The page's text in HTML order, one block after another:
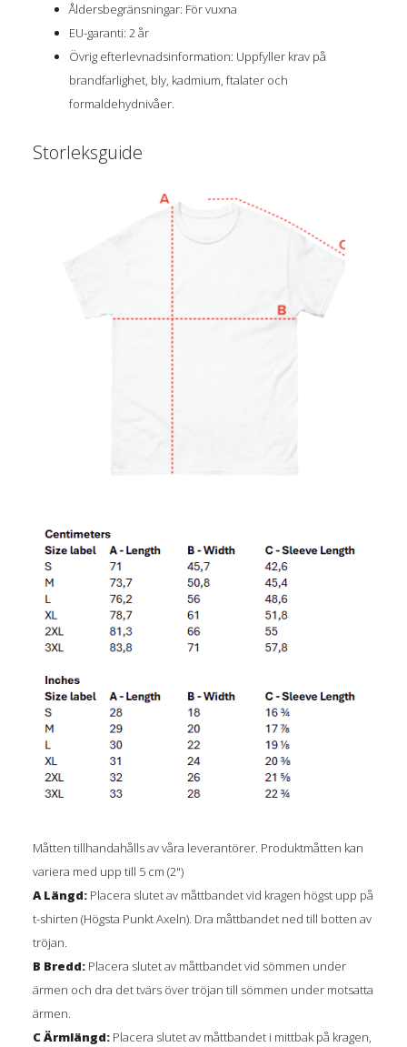
Åldersbegränsningar: För vuxna
EU-garanti: 2 år
Övrig efterlevnadsinformation: Uppfyller krav på
brandfarlighet, bly, kadmium, ftalater och
formaldehydnivåer.
Storleksguide
Måtten tillhandahålls av våra leverantörer. Produktmåtten kan
variera med upp till 5 cm (2")
A Längd: Placera slutet av måttbandet vid kragen högst upp på
t-shirten (Högsta Punkt Axeln). Dra måttbandet ned till botten av
tröjan.
B Bredd: Placera slutet av måttbandet vid sömmen under
ärmen och dra det tvärs över tröjan till sömmen under motsatta
ärmen.
C Ärmlängd:Placera slutet av måttbandet i mittbak på kragen,